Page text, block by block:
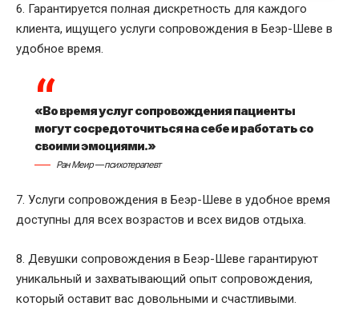
6. Гарантируется полная дискретность для каждого
клиента, ищущего услуги сопровождения в Беэр-Шеве в
удобное время.
«Во время услуг сопровождения пациенты
могут сосредоточиться на себе и работать со
своими эмоциями.»
Ран Меир — психотерапевт
7. Услуги сопровождения в Беэр-Шеве в удобное время
доступны для всех возрастов и всех видов отдыха.
8. Девушки сопровождения в Беэр-Шеве гарантируют
уникальный и захватывающий опыт сопровождения,
который оставит вас довольными и счастливыми.